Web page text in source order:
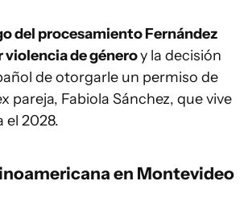
del procesamiento Fernández
violencia de géneroy la decisión
de otorgarle un permiso de
pareja, Fabiola Sánchez, que vive
el 2028.
en Montevideo